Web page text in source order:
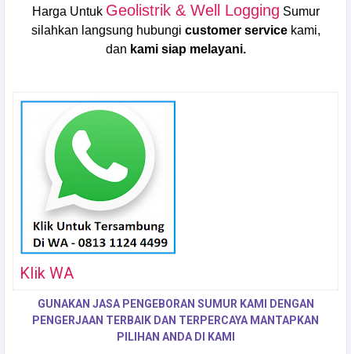
Harga Untuk Geolistrik & Well Logging Sumur
silahkan langsung hubungi customer servicekami,
dan kami siap melayani.
Klik WA
GUNAKAN JASA PENGEBORAN SUMUR KAMI DENGAN
PENGERJAAN TERBAIK DAN TERPERCAYA MANTAPKAN
PILIHAN ANDA DI KAMI